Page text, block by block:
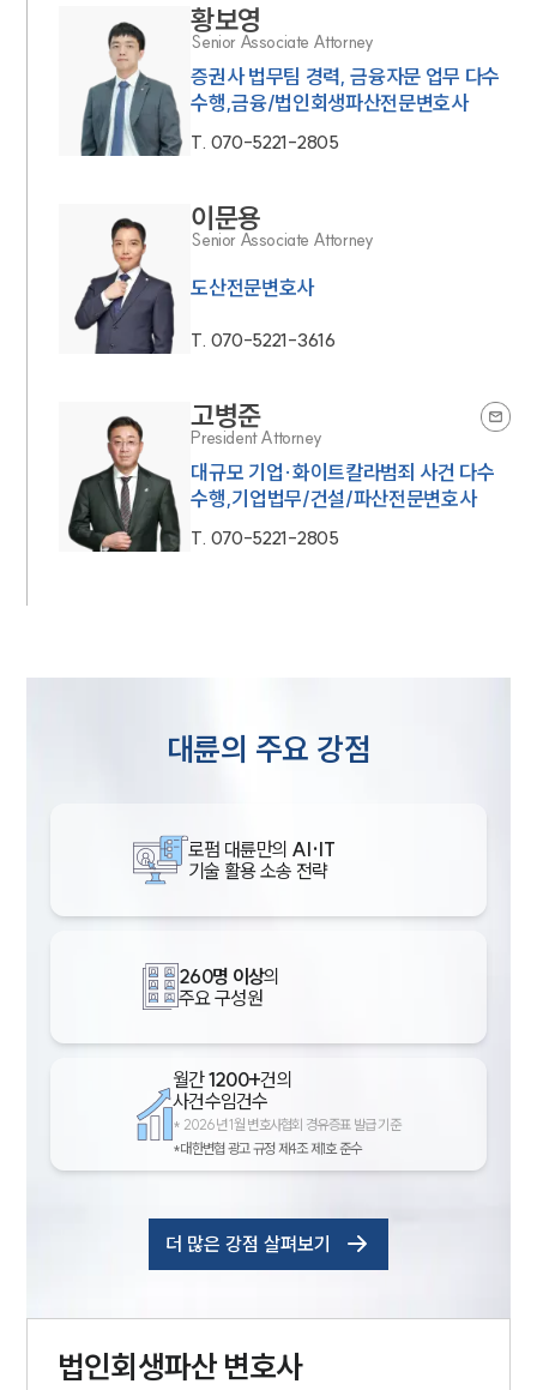
황보영
Senior Associate Attorney
증권사 법무팀 경력, 금융자문 업무 다수
수행,금융/법인회생파산전문변호사
T. 070-5221-2805
이문용
Senior Associate Attorney
도산전문변호사
T. 070-5221-3616
고병준
President Attorney
대규모 기업·화이트칼라범죄 사건 다수
수행,기업법무/건설/파산전문변호사
T. 070-5221-2805
대륜의 주요 강점
로펌 대륜만의 AI·IT
기술 활용 소송 전략
260명 이상의
주요 구성원
월간1200+건의
사건수임건수
* 2026년 1월 변호사협회 경유증표 발급 기준
*대한변협 광고 규정 제4조 제1호 준수
더 많은 강점 살펴보기
법인회생파산변호사